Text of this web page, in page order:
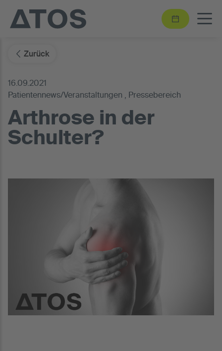
Zurück
16.09.2021
Patientennews/Veranstaltungen , Pressebereich
Arthrose in der
Schulter?